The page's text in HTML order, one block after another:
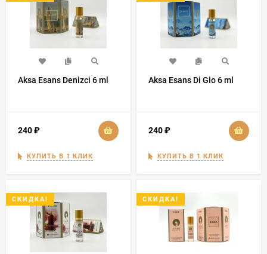
Aksa Esans Denizci 6 ml
240₽
КУПИТЬ В 1 КЛИК
Aksa Esans Di Gio 6 ml
240₽
КУПИТЬ В 1 КЛИК
СКИДКА! СКИДКА!